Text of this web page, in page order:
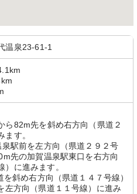
温泉23-61-1
ら82m先を斜め右方向（県道２
ます。
駅前を左方向（県道２９２号
先の加賀温泉駅東口を右方向
）に進みます。
斜め右方向（県道１４７号線）
左方向（県道１１号線）に進み